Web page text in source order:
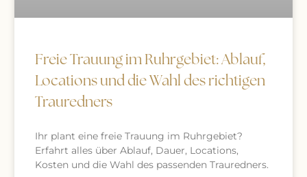
Freie Trauung im Ruhrgebiet: Ablauf,
Locations und die Wahl des richtigen
Trauredners
Ihr plant eine freie Trauung im Ruhrgebiet?
Erfahrt alles über Ablauf, Dauer, Locations,
Kosten und die Wahl des passenden Trauredners.